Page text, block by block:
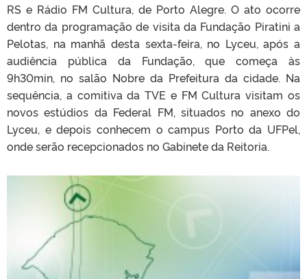
RS e Rádio FM Cultura, de Porto Alegre. O ato ocorre
dentro da programação de visita da Fundação Piratini a
Pelotas, na manhã desta sexta-feira, no Lyceu, após a
audiência pública da Fundação, que começa às
9h30min, no salão Nobre da Prefeitura da cidade. Na
sequência, a comitiva da TVE e FM Cultura visitam os
novos estúdios da Federal FM, situados no anexo do
Lyceu, e depois conhecem o campus Porto da UFPel,
onde serão recepcionados no Gabinete da Reitoria.